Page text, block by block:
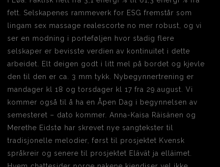
fett. Selskapenes rammeverk for ESG fremstår som
lingam sex massage realescorte no mer robust, og vi
ser en modning i porteføljen hvor stadig flere
selskaper er bevisste verdien av kontinuitet i dette
arbeidet. Elt deigen godt i litt mel på bordet og kjevle
den til den er ca. 3 mm tykk. Nybegynnertrening er
mandager kl 18 og torsdager kl 17 fra 29.august. Vi
kommer også til å ha en Åpen Dag i begynnelsen av
semesteret – dato kommer. Anna-Kaisa Räisänen og
Merethe Eidstø har skrevet nye sangtekster til
tradisjonelle melodier, først til prosjektet Kvensk
språkreir og senere til prosjektet Elävät ja elläimet.